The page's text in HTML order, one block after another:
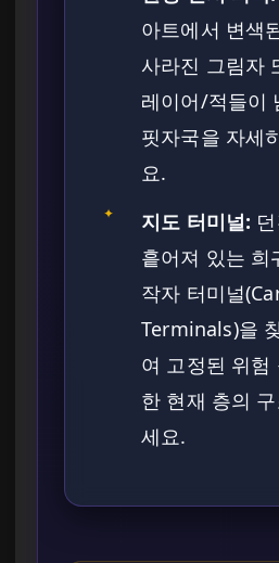
아트에서 변색
사라진 그림자
레이어/적들이
핏자국을 자세
요.
✦ 지도 터미널:
흩어져 있는 희
작자 터미널
Terminals)을
여 고정된 위험
한 현재 층의
세요.